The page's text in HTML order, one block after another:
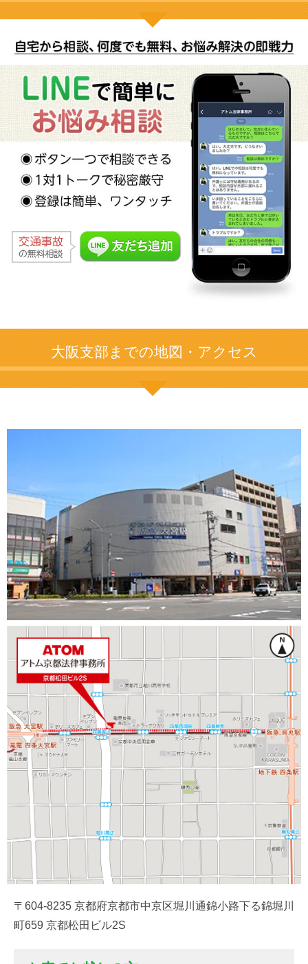
大阪支部までの地図・アクセス
〒604-8235 京都府京都市中京区堀川通錦小路下る錦堀川
町659 京都松田ビル2S